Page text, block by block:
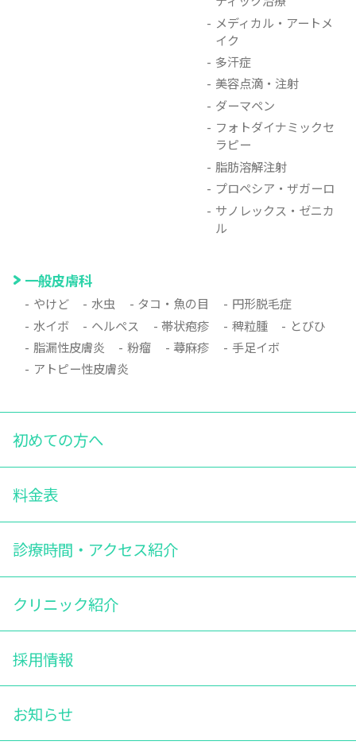
初めての方へ
料金表
診療時間・アクセス紹介
クリニック紹介
採用情報
お知らせ
メディカル・アートメ
イク
多汗症
美容点滴・注射
ダーマペン
フォトダイナミックセ
ラピー
脂肪溶解注射
プロペシア・ザガーロ
サノレックス・ゼニカ
ル
一般皮膚科
やけど 水虫 タコ・魚の目
円形脱毛症
水イボ
ヘルペス 帯状疱疹 稗粒腫
とびひ
脂漏性皮膚炎
粉瘤 蕁麻疹
手足イボ
アトピー性皮膚炎